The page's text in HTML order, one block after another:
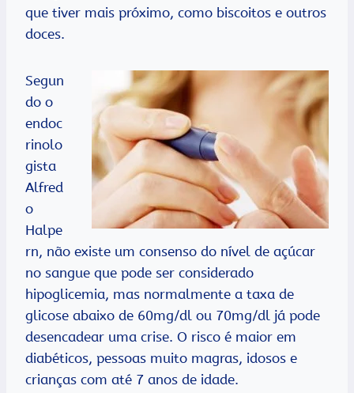
que tiver mais próximo, como biscoitos e outros
doces.
Segun
do o
endoc
rinolo
gista
Alfred
o
Halpe
rn, não existe um consenso do nível de açúcar
no sangue que pode ser considerado
hipoglicemia, mas normalmente a taxa de
glicose abaixo de 60mg/dl ou 70mg/dl já pode
desencadear uma crise. O risco é maior em
diabéticos, pessoas muito magras, idosos e
crianças com até 7 anos de idade.